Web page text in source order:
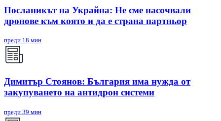
Посланикът на Украйна: Не сме насочвали
дронове към която и да е страна партньор
преди 18 мин
Димитър Стоянов: България има нужда от
закупуването на антидрон системи
преди 39 мин